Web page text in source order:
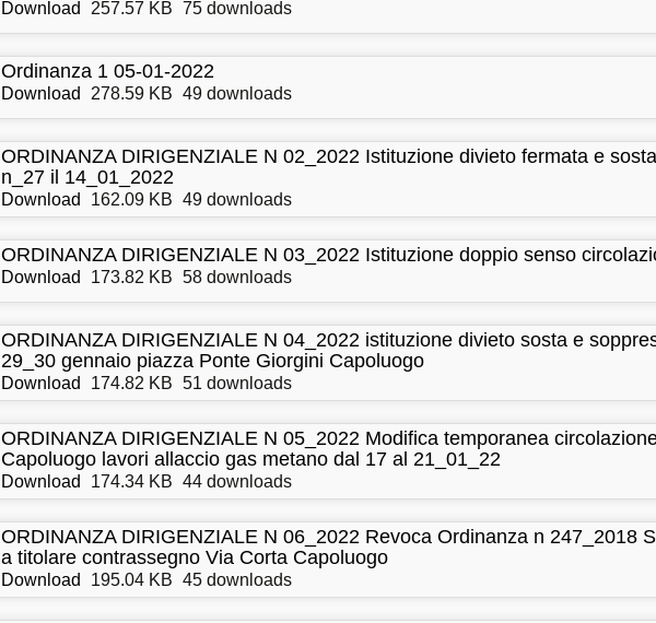
Download 257.57 KB 75 downloads
Ordinanza 1 05-01-2022
Download 278.59 KB 49 downloads
ORDINANZA DIRIGENZIALE N 02_2022 Istituzione divieto fermata e
n_27 il 14_01_2022
Download 162.09 KB 49 downloads
ORDINANZA DIRIGENZIALE N 03_2022 Istituzione doppio senso
Download 173.82 KB 58 downloads
ORDINANZA DIRIGENZIALE N 04_2022 istituzione divieto sosta e
29_30 gennaio piazza Ponte Giorgini Capoluogo
Download 174.82 KB 51 downloads
ORDINANZA DIRIGENZIALE N 05_2022 Modifica temporanea
Capoluogo lavori allaccio gas metano dal 17 al 21_01_22
Download 174.34 KB 44 downloads
ORDINANZA DIRIGENZIALE N 06_2022 Revoca Ordinanza n 247_2018
a titolare contrassegno Via Corta Capoluogo
Download 195.04 KB 45 downloads